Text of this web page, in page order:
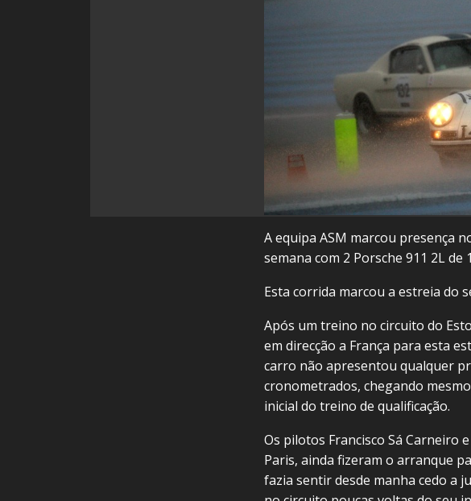
A equipa ASM marcou presença
semana com 2 Porsche 911 2L de
Esta corrida marcou a estreia do
Após um treino no circuito do
em direcção a França para esta
carro não apresentou qualquer
cronometrados, chegando
inicial do treino de qualificação.
Os pilotos Francisco Sá Carneiro
Paris, ainda fizeram o arranque
fazia sentir desde manha cedo a